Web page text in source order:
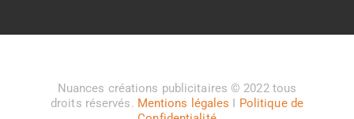
Nuances créations publicitaires © 2022 tous
droits réservés. Mentions légales I Politique de